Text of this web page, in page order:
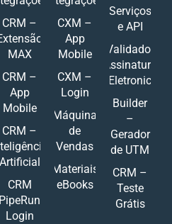
CRM –
MAX
CRM –
App
Mobile
CRM –
Artificial
CRM
PipeRun
Login
CXM –
App
Mobile
CXM –
Login
Máquina
de
Vendas
Materiais
eBooks
Serviços
e API
Validador
Assinatura
Eletronic
Builder
–
Gerador
de UTM
CRM –
Teste
Grátis